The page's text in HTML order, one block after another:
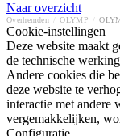
Naar overzicht
Overhemden OLYMP
Cookie-instellingen
Deze website maakt
de technische
Andere cookies die
deze website te
interactie met andere
vergemakkelijken,
Configuratie